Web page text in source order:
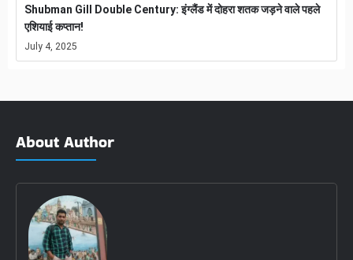
Shubman Gill Double Century: इंग्लैंड में दोहरा शतक जड़ने वाले पहले
एशियाई कप्तान!
July 4, 2025
About Author